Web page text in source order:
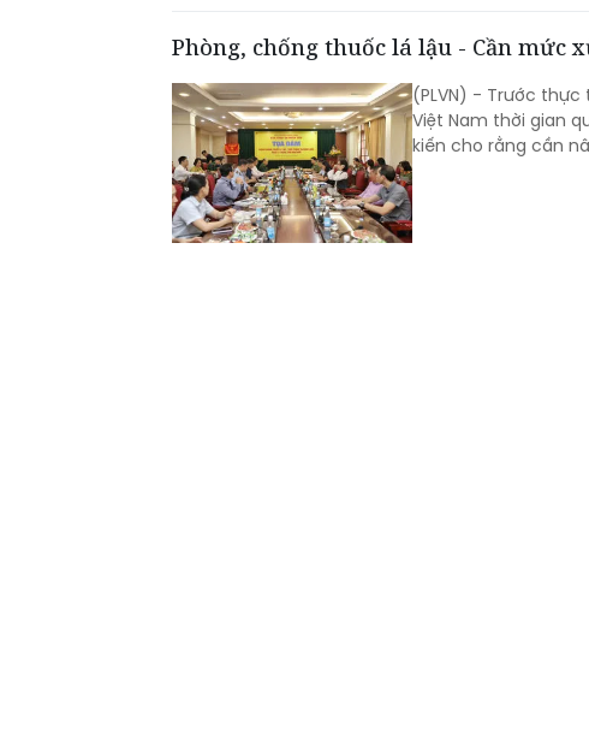
Phòng, chống thuốc lá lậu - Cần mức
(PLVN) - Trước
Việt Nam thời gian
kiến cho rằng cần